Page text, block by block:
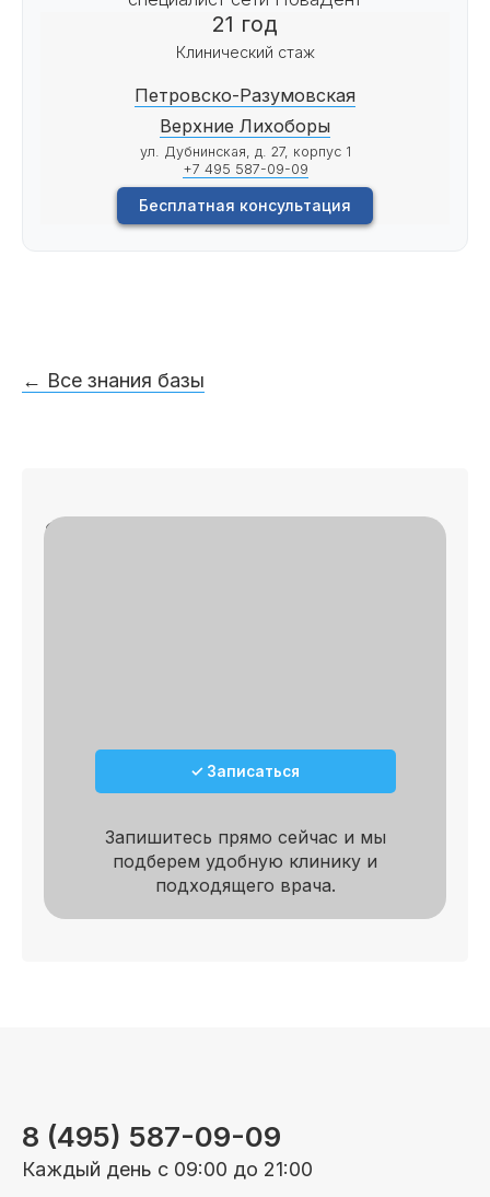
21 год
Клинический стаж
Петровско-Разумовская
Верхние Лихоборы
ул. Дубнинская, д. 27, корпус 1
+7 495 587-09-09
Бесплатная консультация
← Все знания базы
Записаться на приём
✓ Записаться
Запишитесь прямо сейчас и мы
подберем удобную клинику и
подходящего врача.
8 (495) 587-09-09
Каждый день с 09:00 до 21:00